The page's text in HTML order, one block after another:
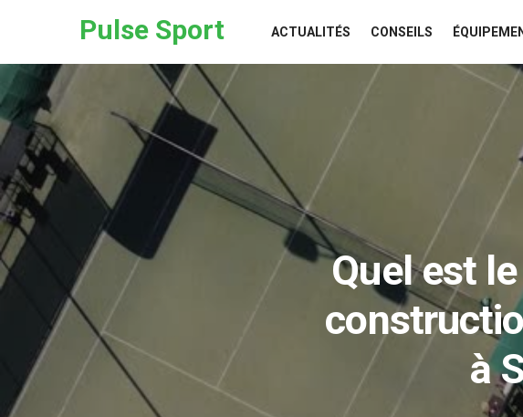
Pulse Sport ACTUALITÉS CONSEILS
Quel est
à